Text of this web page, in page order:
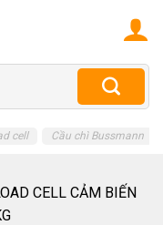
cell Cầu chì Bussmann
CELL CẢM BIẾN